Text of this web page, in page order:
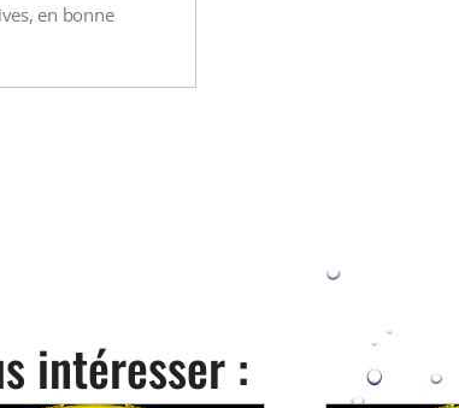
en bonne
intéresser :